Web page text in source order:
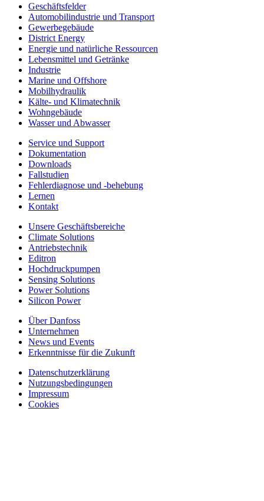
Geschäftsfelder
Automobilindustrie und Transport
Gewerbegebäude
District Energy
Energie und natürliche Ressourcen
Lebensmittel und Getränke
Industrie
Marine und Offshore
Mobilhydraulik
Kälte- und Klimatechnik
Wohngebäude
Wasser und Abwasser
Service und Support
Dokumentation
Downloads
Fallstudien
Fehlerdiagnose und -behebung
Lernen
Kontakt
Unsere Geschäftsbereiche
Climate Solutions
Antriebstechnik
Editron
Hochdruckpumpen
Sensing Solutions
Power Solutions
Silicon Power
Über Danfoss
Unternehmen
News und Events
Erkenntnisse für die Zukunft
Datenschutzerklärung
Nutzungsbedingungen
Impressum
Cookies